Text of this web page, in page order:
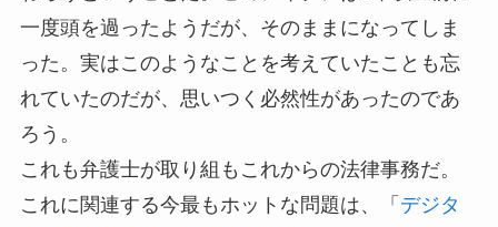
一度頭を過ったようだが、そのままになってしま
った。実はこのようなことを考えていたことも忘
れていたのだが、思いつく必然性があったのであ
ろう。
これも弁護士が取り組もこれからの法律事務だ。
これに関連する今最もホットな問題は、「 デジタ